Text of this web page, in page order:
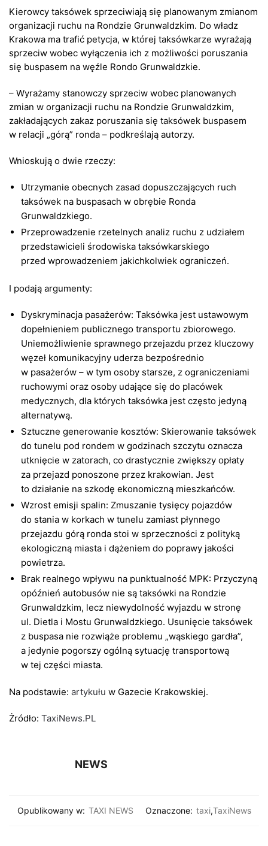
Kierowcy taksówek sprzeciwiają się planowanym zmianom
organizacji ruchu na Rondzie Grunwaldzkim. Do władz
Krakowa ma trafić petycja, w której taksówkarze wyrażają
sprzeciw wobec wyłączenia ich z możliwości poruszania
się buspasem na węźle Rondo Grunwaldzkie.
– Wyrażamy stanowczy sprzeciw wobec planowanych
zmian w organizacji ruchu na Rondzie Grunwaldzkim,
zakładających zakaz poruszania się taksówek buspasem
w relacji „górą” ronda – podkreślają autorzy.
Wnioskują o dwie rzeczy:
Utrzymanie obecnych zasad dopuszczających ruch
taksówek na buspasach w obrębie Ronda
Grunwaldzkiego.
Przeprowadzenie rzetelnych analiz ruchu z udziałem
przedstawicieli środowiska taksówkarskiego
przed wprowadzeniem jakichkolwiek ograniczeń.
I podają argumenty:
Dyskryminacja pasażerów: Taksówka jest ustawowym
dopełnieniem publicznego transportu zbiorowego.
Uniemożliwienie sprawnego przejazdu przez kluczowy
węzeł komunikacyjny uderza bezpośrednio
w pasażerów – w tym osoby starsze, z ograniczeniami
ruchowymi oraz osoby udające się do placówek
medycznych, dla których taksówka jest często jedyną
alternatywą.
Sztuczne generowanie kosztów: Skierowanie taksówek
do tunelu pod rondem w godzinach szczytu oznacza
utknięcie w zatorach, co drastycznie zwiększy opłaty
za przejazd ponoszone przez krakowian. Jest
to działanie na szkodę ekonomiczną mieszkańców.
Wzrost emisji spalin: Zmuszanie tysięcy pojazdów
do stania w korkach w tunelu zamiast płynnego
przejazdu górą ronda stoi w sprzeczności z polityką
ekologiczną miasta i dążeniem do poprawy jakości
powietrza.
Brak realnego wpływu na punktualność MPK: Przyczyną
opóźnień autobusów nie są taksówki na Rondzie
Grunwaldzkim, lecz niewydolność wyjazdu w stronę
ul. Dietla i Mostu Grunwaldzkiego. Usunięcie taksówek
z buspasa nie rozwiąże problemu „wąskiego gardła”,
a jedynie pogorszy ogólną sytuację transportową
w tej części miasta.
Na podstawie: artykułu w Gazecie Krakowskiej.
Żródło: TaxiNews.PL
NEWS
Opublikowany w: TAXI NEWS Oznaczone: taxi,TaxiNews